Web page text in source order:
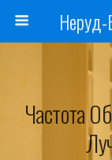
Частота